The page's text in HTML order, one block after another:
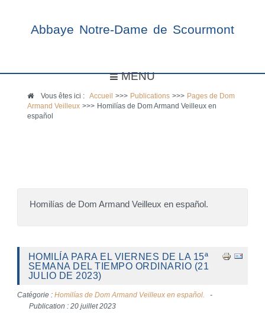
Abbaye Notre-Dame de Scourmont
MENU
Vous êtes ici :Accueil >>> Publications >>> Pages de Dom
Armand Veilleux >>> Homilías de Dom Armand Veilleux en
español
Homilías de Dom Armand Veilleux en español.
HOMILÍA PARA EL VIERNES DE LA 15ª
SEMANA DEL TIEMPO ORDINARIO (21
JULIO DE 2023)
Catégorie : Homilías de Dom Armand Veilleux en español.
Publication : 20 juillet 2023